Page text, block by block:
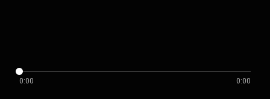
0:00 0:00